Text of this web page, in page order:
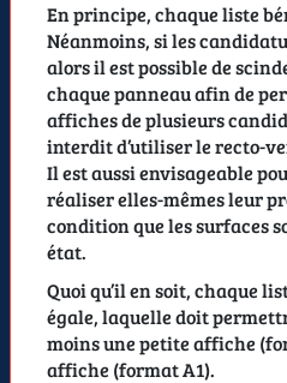
En principe, chaque liste
Néanmoins, si les
alors il est possible de
chaque panneau afin de
affiches de plusieurs
interdit d’utiliser le recto-
Il est aussi envisageable
réaliser elles-mêmes leur
condition que les surfaces
état.
Quoi qu’il en soit, chaque
égale, laquelle doit
moins une petite affiche
affiche (format A1).